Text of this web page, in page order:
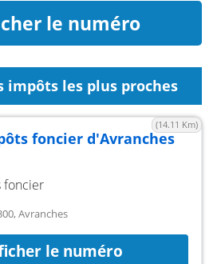
le numéro
impôts les plus proches
(14.11 Km)
foncier d'Avranches
foncier
Avranches
le numéro